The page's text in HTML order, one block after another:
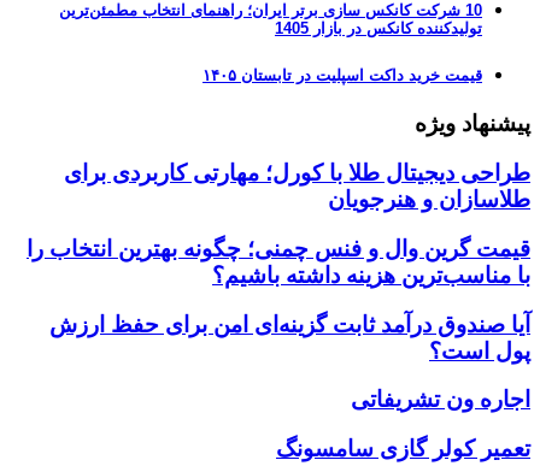
10 شرکت کانکس سازی برتر ایران؛ راهنمای انتخاب مطمئن‌ترین
تولیدکننده کانکس در بازار 1405
قیمت خرید داکت اسپلیت در تابستان ۱۴۰۵
پیشنهاد ویژه
طراحی دیجیتال طلا با کورل؛ مهارتی کاربردی برای
طلاسازان و هنرجویان
قیمت گرین وال و فنس چمنی؛ چگونه بهترین انتخاب را
با مناسب‌ترین هزینه داشته باشیم؟
آیا صندوق درآمد ثابت گزینه‌ای امن برای حفظ ارزش
پول است؟
اجاره ون تشریفاتی
تعمیر کولر گازی سامسونگ